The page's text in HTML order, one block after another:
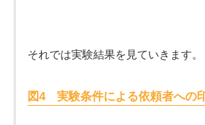
それでは実験結果を見ていきます。
図4 実験条件による依頼者への